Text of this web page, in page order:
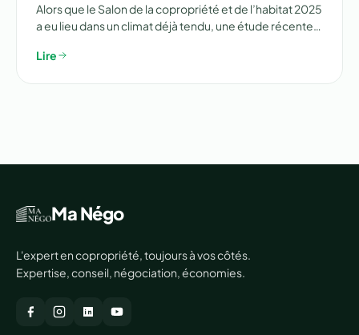
Alors que le Salon de la copropriété et de l’habitat 2025
a eu lieu dans un climat déjà tendu, une étude récente…
Lire
Ma Négo
L'expert en copropriété, toujours à vos côtés.
Expertise, conseil, négociation, économies.